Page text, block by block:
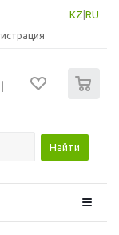
KZ RU
Найти